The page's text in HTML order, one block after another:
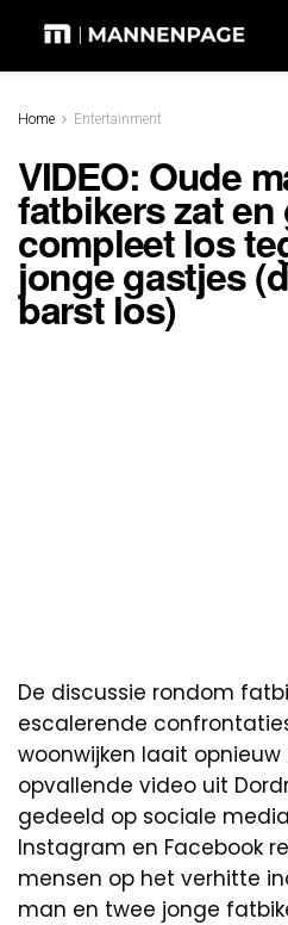
Home Entertainment
VIDEO: Oude
fatbikers zat en
compleet los
jonge gastjes
barst los)
De discussie rondom
escalerende
woonwijken laait
opvallende video uit
gedeeld op sociale
Instagram en Facebook
mensen op het verhitte
man en twee jonge